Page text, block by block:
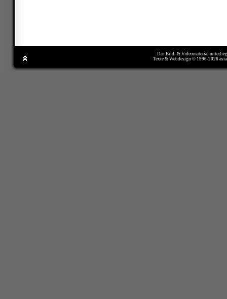
Das Bild- & Videomaterial
Texte & Webdesign © 1996-2026